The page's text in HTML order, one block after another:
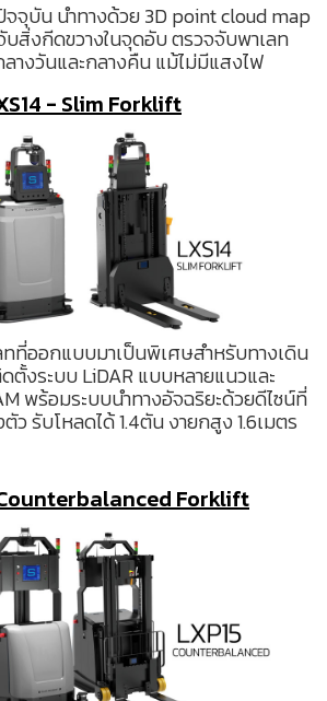
จจุบัน นำทางด้วย 3D point cloud map
บสิ่งกีดขวางในจุดอับ ตรวจจับพาเลท
างวันและกลางคืน แม้ไม่มีแสงไฟ
- Slim Forklift
ที่ออกแบบมาเป็นพิเศษสำหรับทางเดิน
ตั้งระบบ LiDAR แบบหลายแนวและ
พร้อมระบบนำทางอัจฉริยะด้วยดีไซน์ที่
ว รับโหลดได้ 1.4ตัน งายกสูง 1.6เมตร
Forklift